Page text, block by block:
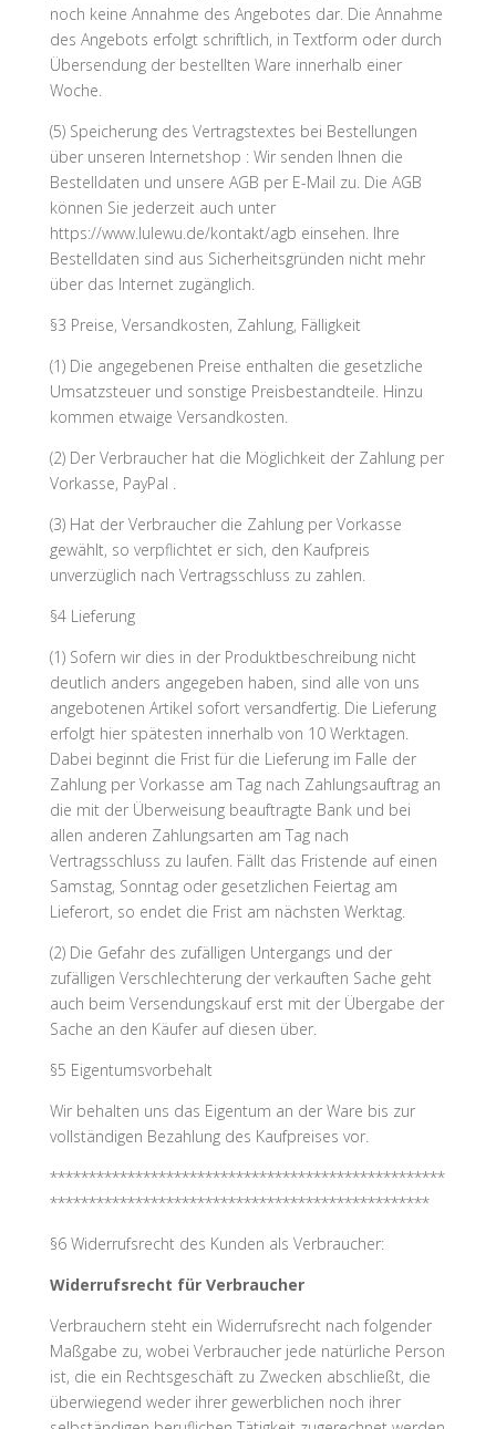
noch keine Annahme des Angebotes dar. Die Annahme
des Angebots erfolgt schriftlich, in Textform oder durch
Übersendung der bestellten Ware innerhalb einer
Woche.
(5) Speicherung des Vertragstextes bei Bestellungen
über unseren Internetshop : Wir senden Ihnen die
Bestelldaten und unsere AGB per E-Mail zu. Die AGB
können Sie jederzeit auch unter
https://www.lulewu.de/kontakt/agb einsehen. Ihre
Bestelldaten sind aus Sicherheitsgründen nicht mehr
über das Internet zugänglich.
§3 Preise, Versandkosten, Zahlung, Fälligkeit
(1) Die angegebenen Preise enthalten die gesetzliche
Umsatzsteuer und sonstige Preisbestandteile. Hinzu
kommen etwaige Versandkosten.
(2) Der Verbraucher hat die Möglichkeit der Zahlung per
Vorkasse, PayPal .
(3) Hat der Verbraucher die Zahlung per Vorkasse
gewählt, so verpflichtet er sich, den Kaufpreis
unverzüglich nach Vertragsschluss zu zahlen.
§4 Lieferung
(1) Sofern wir dies in der Produktbeschreibung nicht
deutlich anders angegeben haben, sind alle von uns
angebotenen Artikel sofort versandfertig. Die Lieferung
erfolgt hier spätesten innerhalb von 10 Werktagen.
Dabei beginnt die Frist für die Lieferung im Falle der
Zahlung per Vorkasse am Tag nach Zahlungsauftrag an
die mit der Überweisung beauftragte Bank und bei
allen anderen Zahlungsarten am Tag nach
Vertragsschluss zu laufen. Fällt das Fristende auf einen
Samstag, Sonntag oder gesetzlichen Feiertag am
Lieferort, so endet die Frist am nächsten Werktag.
(2) Die Gefahr des zufälligen Untergangs und der
zufälligen Verschlechterung der verkauften Sache geht
auch beim Versendungskauf erst mit der Übergabe der
Sache an den Käufer auf diesen über.
§5 Eigentumsvorbehalt
Wir behalten uns das Eigentum an der Ware bis zur
vollständigen Bezahlung des Kaufpreises vor.
***************************************************
*************************************************
§6 Widerrufsrecht des Kunden als Verbraucher:
Widerrufsrecht für Verbraucher
Verbrauchern steht ein Widerrufsrecht nach folgender
Maßgabe zu, wobei Verbraucher jede natürliche Person
ist, die ein Rechtsgeschäft zu Zwecken abschließt, die
überwiegend weder ihrer gewerblichen noch ihrer